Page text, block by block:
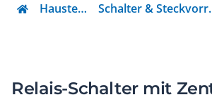
Haustechnik
Relais-Schalter mit